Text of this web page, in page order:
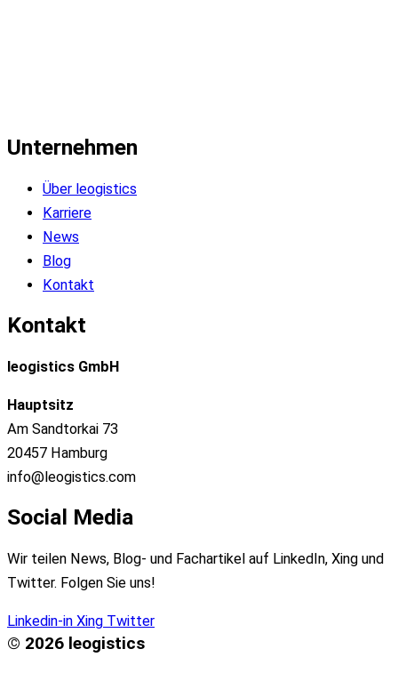
Unternehmen
Über leogistics
Karriere
News
Blog
Kontakt
Kontakt
leogistics GmbH
Hauptsitz
Am Sandtorkai 73
20457 Hamburg
info@leogistics.com
Social Media
Wir teilen News, Blog- und Fachartikel auf LinkedIn, Xing und
Twitter. Folgen Sie uns!
Linkedin-in Xing Twitter
© 2026 leogistics